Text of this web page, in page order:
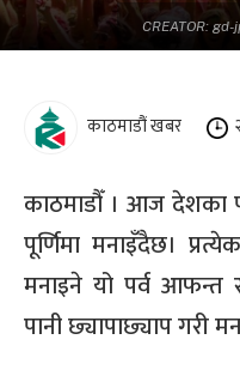
CREATOR:
काठमाडौं खबर
काठमाडौँ । आज देशका
पूर्णिमा मनाइँदैछ।
मनाइने यो पर्व आफन्त
पानी छ्यापाछ्याप गरी